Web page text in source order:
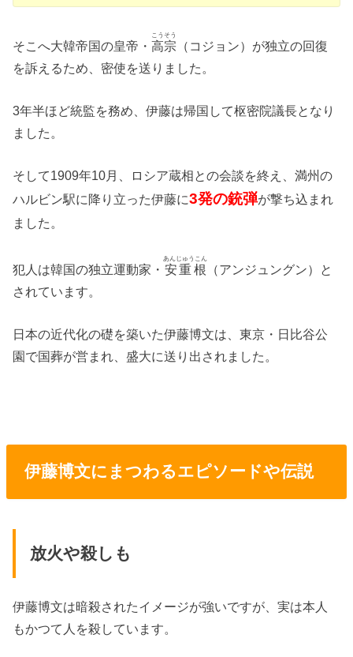
そこへ大韓帝国の皇帝・高宗
こうそう
（コジョン）が独立の回復
を訴えるため、密使を送りました。
3年半ほど統監を務め、伊藤は帰国して枢密院議長となり
ました。
そして1909年10月、ロシア蔵相との会談を終え、満州の
ハルビン駅に降り立った伊藤に3発の銃弾が撃ち込まれ
ました。
犯人は韓国の独立運動家・ 安重根
あんじゅうこん
（アンジュングン）と
されています。
日本の近代化の礎を築いた伊藤博文は、東京・日比谷公
園で国葬が営まれ、盛大に送り出されました。
伊藤博文にまつわるエピソードや伝説
放火や殺しも
伊藤博文は暗殺されたイメージが強いですが、実は本人
もかつて人を殺しています。